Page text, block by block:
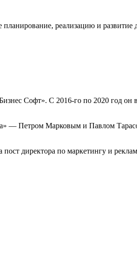
реализацию и развитие
Софт». С 2016-го по 2020 год он
— Петром Марковым и Павлом
директора по маркетингу и